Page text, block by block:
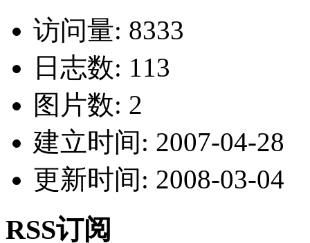
访问量: 8333
日志数: 113
图片数: 2
建立时间: 2007-04-28
更新时间: 2008-03-04
RSS订阅